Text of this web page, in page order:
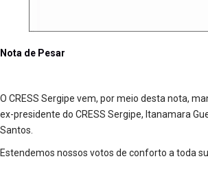
Nota de Pesar
O CRESS Sergipe vem, por meio desta nota,
ex-presidente do CRESS Sergipe, Itanamara
Santos.
Estendemos nossos votos de conforto a toda